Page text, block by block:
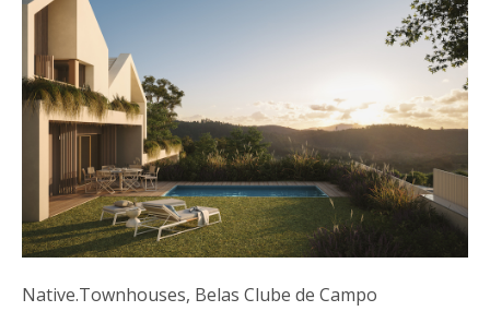
Native.Townhouses, Belas Clube de Campo